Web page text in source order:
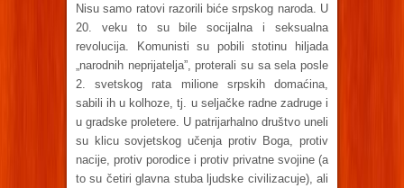
Nisu samo ratovi razorili biće srpskog naroda. U
20. veku to su bile socijalna i seksualna
revolucija. Komunisti su pobili stotinu hiljada
„narodnih neprijatelja”, proterali su sa sela posle
2. svetskog rata milione srpskih domaćina,
sabili ih u kolhoze, tj. u seljačke radne zadruge i
u gradske proletere. U patrijarhalno društvo uneli
su klicu sovjetskog učenja protiv Boga, protiv
nacije, protiv porodice i protiv privatne svojine (a
to su četiri glavna stuba ljudske civilizacuje), ali